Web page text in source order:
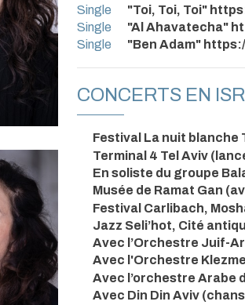
Single
"Toi, Toi, Toi"
Single
"Al Ahavatecha"
Single
"Ben Adam"
CONCERTS EN
Festival La nuit blanche
Terminal 4 Tel Aviv
En soliste du groupe
Musée de Ramat Gan
Festival Carlibach,
Jazz Seli’hot, Cité
Avec l’Orchestre Juif-
Avec l'Orchestre
Avec l’orchestre Arabe
Avec Din Din Aviv